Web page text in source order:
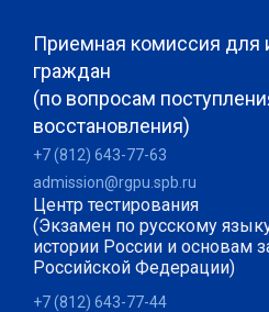
Приемная комиссия для
граждан
(по вопросам
восстановления)
+7 (812) 643-77-63
admission@rgpu.spb.ru
Центр тестирования
(Экзамен по русскому
истории России и основам
Российской Федерации)
+7 (812) 643-77-44